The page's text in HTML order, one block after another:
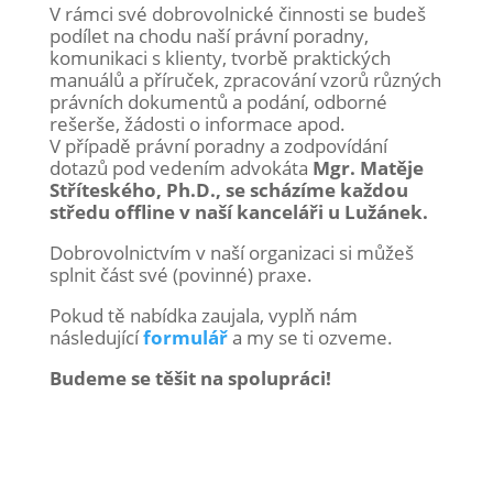
V rámci své dobrovolnické činnosti se budeš
podílet na chodu naší právní poradny,
komunikaci s klienty, tvorbě praktických
manuálů a příruček, zpracování vzorů různých
právních dokumentů a podání, odborné
rešerše, žádosti o informace apod.
V případě právní poradny a zodpovídání
dotazů pod vedením advokáta Mgr. Matěje
Stříteského, Ph.D., se scházíme každou
středu offline v naší kanceláři u Lužánek.
Dobrovolnictvím v naší organizaci si můžeš
splnit část své (povinné) praxe.
Pokud tě nabídka zaujala, vyplň nám
následujícíformulářa my se ti ozveme.
Budeme se těšit na spolupráci!